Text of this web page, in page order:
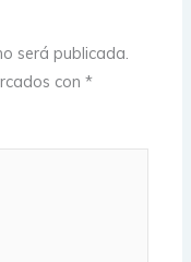
será publicada.
con*